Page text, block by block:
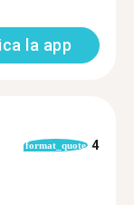
la app
format_quote 4